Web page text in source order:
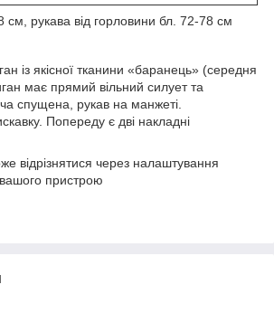
см, рукава від горловини бл. 72-78 см
із якісної тканини «баранець» (середня
має прямий вільний силует та
спущена, рукав на манжеті.
Попереду є дві накладні
відрізнятися через налаштування
пристрою